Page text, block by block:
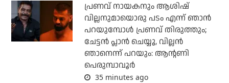
പ്രണവ് നായകനും ആശിഷ്
വില്ലനുമായൊരു പടം എന്ന് ഞാന്‍
പറയുമ്പോള്‍ പ്രണവ് തിരുത്തും;
ചേട്ടന്‍ പ്ലാന്‍ ചെയ്യൂ, വില്ലന്‍
ഞാനെന്ന് പറയും: ആന്റണി
പെരുമ്പാവൂര്‍
35 minutes ago